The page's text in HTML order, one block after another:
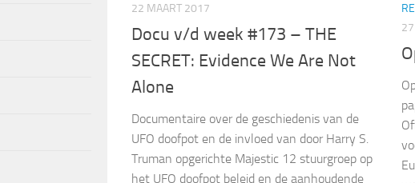
22 MAART 2017
Docu v/d week #173 – THE
SECRET: Evidence We Are Not
Alone
Documentaire over de geschiedenis van de
UFO doofpot en de invloed van door Harry S.
Truman opgerichte Majestic 12 stuurgroep op
het UFO doofpot beleid en de aanhoudende